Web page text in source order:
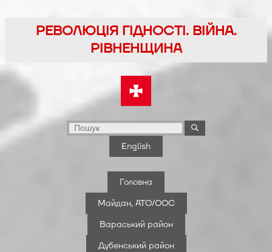
РЕВОЛЮЦІЯ ГІДНОСТІ. ВІЙНА.
РІВНЕНЩИНА
English
Головна
Майдан, АТО/ООС
Вараський район
Дубенський район